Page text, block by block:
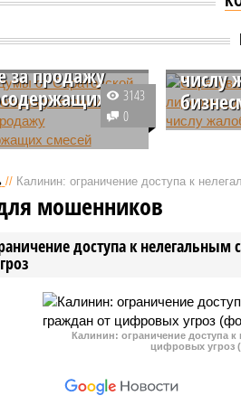
от
ужесточить
за продажу
от Саратовской
об ужесточении
за продажу
смесей
и других).
3143
0
числу
// Калинин: ограничение доступа к
доступа к
мошенников
Калинин: ограничение доступа
цифровых угроз